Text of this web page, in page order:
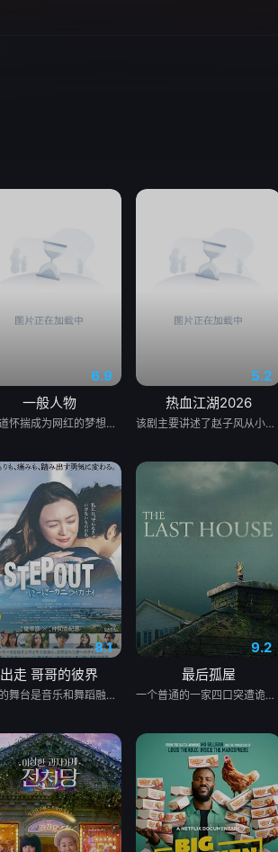
6.9
一般人物
袁小道怀揣成为网红的梦想创作短视频，并与周小乙等人组建了“红透半边天”团队。然而团队在发展过程中遭遇了诸多矛盾与分歧，幸得神秘大叔助力。团队成功实现转型。随后成员单飞、网红“塌房”，大叔病倒，他们毅然放弃事业。大叔临终时为其引荐影视资源。
5.2
热血江湖2026
该剧主要讲述了赵子风从小和爷爷在乡下习武，长大后从乡野来到大城市寻找自己的一处立足之地。在这样一个充满快节奏、充满利益的城市，子风十分迷茫，机缘巧合下这时候碰到了武馆继承人夏新颖，武官总被阿龙来捣乱，新颖被绑架后，子风一路追击营救。
8.1
出走 哥哥的彼界
本作的舞台是音乐和舞蹈融入生活的冲绳。与母亲朱音、妹妹舞一起生活的照屋踊，憧憬舞蹈学校的丽莎，开始了舞蹈生涯。朱音为了支撑家数在酒吧工作，不擅长与人打交道的舞总是在学校前专心地注视着哥哥的身影。不久，踊与丽莎组成一对，绽放了她的才能。
9.2
最后孤屋
一个普通的一家四口突遭诡异变故，被困在自家房屋中超过 1000 天无法出门。在资源消耗殆尽与未知神秘威胁的双重逼迫下，一家人必须想方设法联手求生，打破这间禁锢生命的困局。